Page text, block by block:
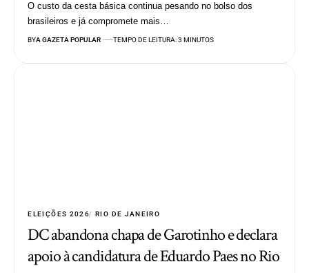
O custo da cesta básica continua pesando no bolso dos
brasileiros e já compromete mais…
BYA GAZETA POPULAR TEMPO DE LEITURA: 3 MINUTOS
ELEIÇÕES 2026 RIO DE JANEIRO
DC abandona chapa de Garotinho e declara
apoio à candidatura de Eduardo Paes no Rio